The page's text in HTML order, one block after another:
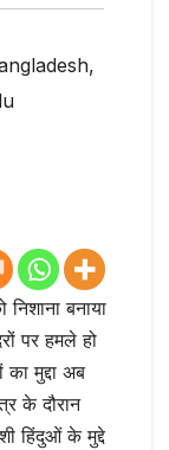
,
बनाया
पर हमले हो
मुद्दा अब
के दौरान
हिंदुओं के मुद्दे